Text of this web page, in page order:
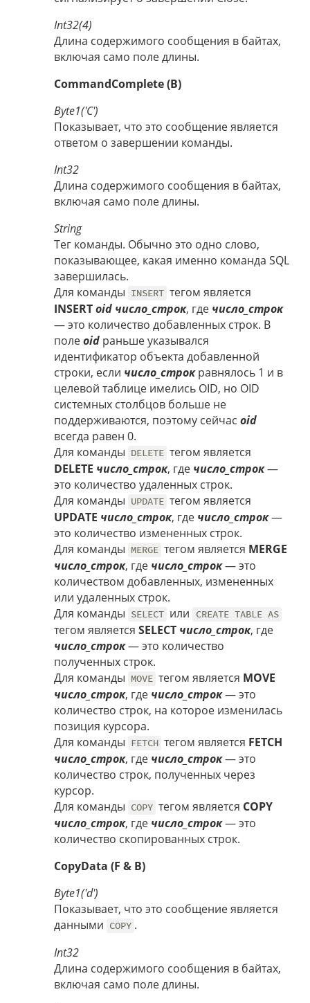
Int32(4)
Длина содержимого сообщения в байтах,
включая само поле длины.
CommandComplete (B)
Byte1('C')
Показывает, что это сообщение является
ответом о завершении команды.
Int32
Длина содержимого сообщения в байтах,
включая само поле длины.
String
Тег команды. Обычно это одно слово,
показывающее, какая именно команда SQL
завершилась.
Для команды INSERT тегом является
INSERToid число_строк, где число_строк
— это количество добавленных строк. В
полеoid раньше указывался
идентификатор объекта добавленной
строки, если число_строкравнялось 1 и в
целевой таблице имелись OID, но OID
системных столбцов больше не
поддерживаются, поэтому сейчас oid
всегда равен 0.
Для команды DELETE тегом является
DELETE число_строк, где число_строк—
это количество удаленных строк.
Для команды UPDATE тегом является
UPDATE число_строк, где число_строк—
это количество измененных строк.
Для команды MERGE тегом является MERGE
число_строк, где число_строк— это
количеством добавленных, измененных
или удаленных строк.
Для команды SELECT или CREATE TABLE AS
тегом является SELECT число_строк, где
число_строк— это количество
полученных строк.
Для команды MOVE тегом является MOVE
число_строк, где число_строк— это
количество строк, на которое изменилась
позиция курсора.
Для команды FETCH тегом является FETCH
число_строк, где число_строк— это
количество строк, полученных через
курсор.
Для команды COPY тегом является COPY
число_строк, где число_строк— это
количество скопированных строк.
CopyData (F & B)
Byte1('d')
Показывает, что это сообщение является
данными COPY .
Int32
Длина содержимого сообщения в байтах,
включая само поле длины.